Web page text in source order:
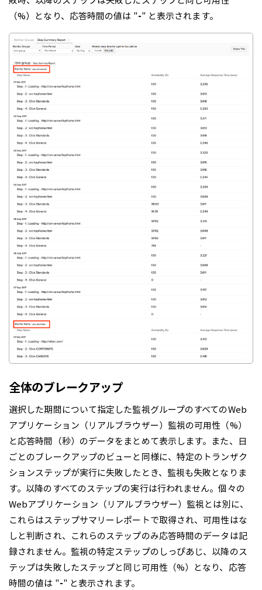
（%）となり、応答時間の値は "-" と表示されます。
全体のブレークアップ
選択した期間について指定した監視グループのすべてのWeb
アプリケーション（リアルブラウザー）監視の可用性（%）
と応答時間（秒）のデータをまとめて表示します。また、日
ごとのブレークアップのビューと同様に、特定のトランザク
ションステップが実行に失敗したとき、監視も失敗となりま
す。以降のすべてのステップの実行は行われません。個々の
Webアプリケーション（リアルブラウザー）監視とは別に、
これらはステップサマリーレポートで取得され、可用性はな
しと判断され、これらのステップのみ応答時間のデータは記
録されません。監視の特定ステップのしっぴあじ、以降のス
テップは失敗したステップと同じ可用性（%）となり、応答
時間の値は "-" と表示されます。